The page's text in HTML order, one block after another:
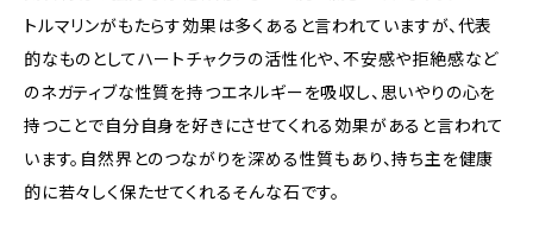
トルマリンがもたらす効果は多くあると言われていますが、代表
的なものとしてハートチャクラの活性化や、不安感や拒絶感など
のネガティブな性質を持つエネルギーを吸収し、思いやりの心を
持つことで自分自身を好きにさせてくれる効果があると言われて
います。自然界とのつながりを深める性質もあり、持ち主を健康
的に若々しく保たせてくれるそんな石です。